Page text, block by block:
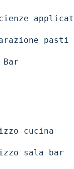
pasti
cucina
sala bar